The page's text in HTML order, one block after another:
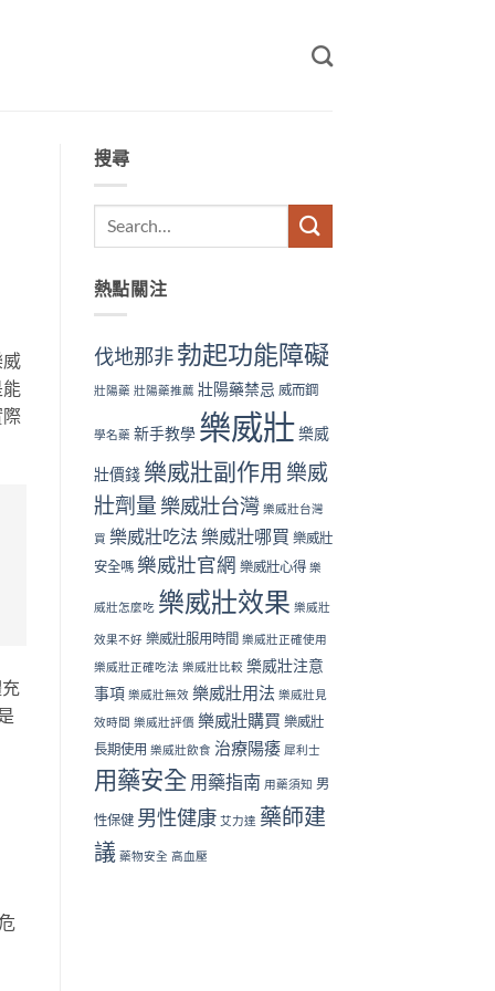
搜尋
熱點關注
伐地那非 勃起功能障礙
壯陽藥 壯陽藥推薦 壯陽藥禁忌 威而鋼
學名藥 新手教學 樂威壯 樂威
壯價錢 樂威壯副作用 樂威
壯劑量 樂威壯台灣 樂威壯台灣
買 樂威壯吃法 樂威壯哪買 樂威壯
安全嗎 樂威壯官網 樂威壯心得 樂
威壯怎麼吃 樂威壯效果 樂威壯
效果不好 樂威壯服用時間 樂威壯正確使用
樂威壯正確吃法 樂威壯比較 樂威壯注意
事項 樂威壯無效 樂威壯用法 樂威壯見
效時間 樂威壯評價 樂威壯購買 樂威壯
長期使用 樂威壯飲食 治療陽痿 犀利士
用藥安全 用藥指南 用藥須知 男
性保健 男性健康 艾力達 藥師建
議 藥物安全 高血壓